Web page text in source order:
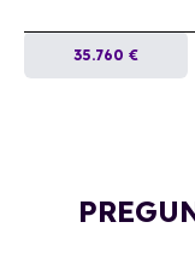
35.760 €